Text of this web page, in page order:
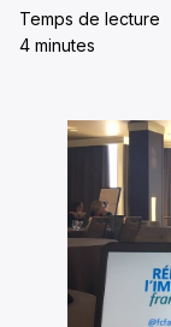
Temps de lecture
4 minutes